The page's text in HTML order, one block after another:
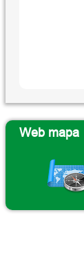
Web mapa